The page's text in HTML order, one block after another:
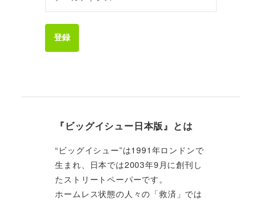
登録
『ビッグイシュー日本版』とは
“ビッグイシュー”は1991年ロンドンで
生まれ、日本では2003年9月に創刊し
たストリートペーパーです。
ホームレス状態の人々の「救済」では